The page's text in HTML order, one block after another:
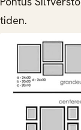
tiden.